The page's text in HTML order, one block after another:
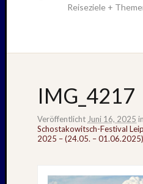
Reiseziele +
IMG_4217
Veröffentlicht Juni 16, 2025 in
Schostakowitsch-Festival
2025 – (24.05. – 01.06.2025)